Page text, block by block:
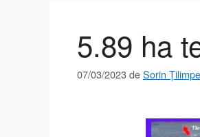
5.89 ha
07/03/2023deSorin